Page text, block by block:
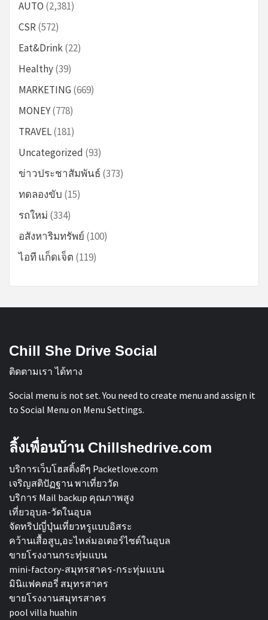
AUTO (2,381)
CSR(572)
Eat&Drink(22)
Healthy(39)
MARKETING(669)
MONEY(778)
TRAVEL(181)
Uncategorized (93)
ข่าวประชาสัมพันธ์ (373)
ทดลองขับ (15)
รถใหม่ (334)
อสังหาริมทรัพย์ (100)
ไอที แก็ดเจ็ต (119)
Chill She Drive Social
ติดตามเรา ได้ทาง
Social menu is not set. You need to create menu and assign it
to Social Menu on Menu Settings.
ลิ้งเพื่อนบ้าน Chillshedrive.com
บริการเว็บโฮสติ้งดีๆ Packetlove.com
เจริญสติปัฏฐาน พาเที่ยววัด
บริการ Mail backup คุณภาพสูง
เที่ยวอุบล-วัดในอุบล
จัดทริปญี่ปุ่นเที่ยวหรูแบบอิสระ
คว้านเสื้อสูบ,อะไหล่มอเตอร์ไซต์ในอุบล
ขายโรงงานกระทุ่มแบน
mini-factory-สมุทรสาคร-กระทุ่มแบน
มินิแฟคตอรี่ สมุทรสาคร
ขายโรงงานสมุทรสาคร
pool villa huahin